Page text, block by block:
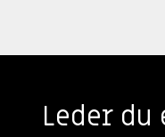
Leder